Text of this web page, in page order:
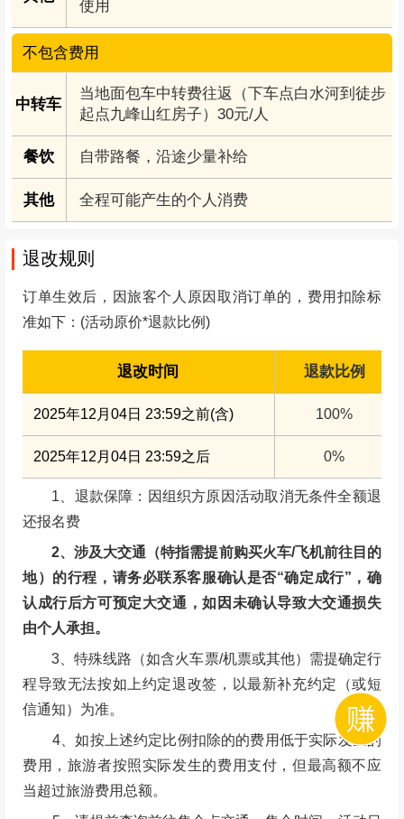
自带路餐，沿途少量补给
费用说明
包含费用
交通
往返目的地旅游大巴车费（包含司机补贴、餐
领队 俱乐部专业领队全程陪同协助
俱乐部组织成本及各种杂费
保险
任险+旅行社责任险
其他
LU趣户外将免费提供一次性雨衣/一次性餐布
不包含费用
中转车
当地面包车中转费往返（下车点白水河到徒步
起点九峰山红房子）30元/人
餐饮 自带路餐，沿途少量补给
其他 全程可能产生的个人消费
退改规则
订单生效后，因旅客个人原因取消订单的，费用扣除标